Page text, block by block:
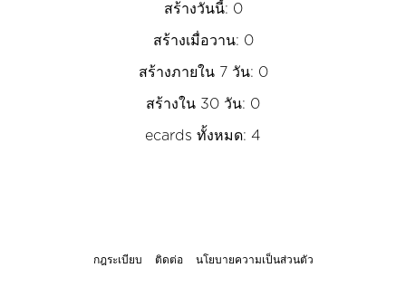
สร้างวันนี้: 0
สร้างเมื่อวาน: 0
สร้างภายใน 7 วัน: 0
สร้างใน 30 วัน: 0
ecards ทั้งหมด: 4
กฎระเบียบ ติดต่อ นโยบายความเป็นส่วนตัว